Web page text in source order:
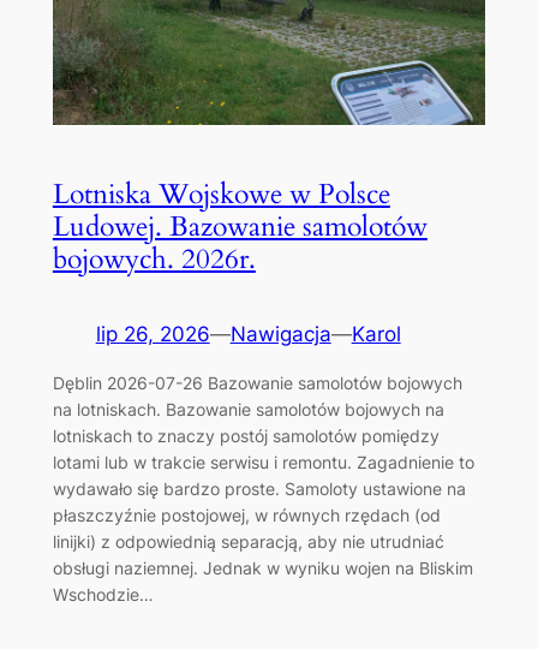
Lotniska Wojskowe w Polsce
Ludowej. Bazowanie samolotów
bojowych. 2026r.
lip 26, 2026—Nawigacja—Karol
Dęblin 2026-07-26 Bazowanie samolotów bojowych
na lotniskach. Bazowanie samolotów bojowych na
lotniskach to znaczy postój samolotów pomiędzy
lotami lub w trakcie serwisu i remontu. Zagadnienie to
wydawało się bardzo proste. Samoloty ustawione na
płaszczyźnie postojowej, w równych rzędach (od
linijki) z odpowiednią separacją, aby nie utrudniać
obsługi naziemnej. Jednak w wyniku wojen na Bliskim
Wschodzie…